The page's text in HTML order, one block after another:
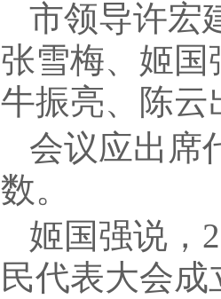
市领导许宏
张雪梅、姬
牛振亮、陈云
会议应出席
数。
姬国强说，
民代表大会